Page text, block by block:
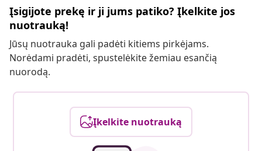
Įsigijote prekę ir ji jums patiko? Įkelkite jos
nuotrauką!
Jūsų nuotrauka gali padėti kitiems pirkėjams.
Norėdami pradėti, spustelėkite žemiau esančią
nuorodą.
Įkelkite nuotrauką